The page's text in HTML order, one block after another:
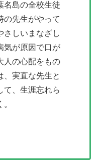
名島の全校生徒
の先生がやって
さしいまなざし
気が原因で口が
人の心配をもの
、実直な先生と
て、生涯忘れら